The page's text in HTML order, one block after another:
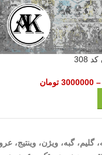
–
3000000 تومان
فیض کاشان در زمینه تولید انواع فرش‌های ماشینی نظیر طرح